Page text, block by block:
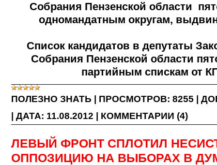
Собрания Пензенской области
одномандатным округам,
Список кандидатов в депутаты
Собрания Пензенской области
партийным спискам от
ПОЛЕЗНО ЗНАТЬ ПРОСМОТРОВ: 8255
ДАТА: 11.08.2012 КОММЕНТАРИИ (4)
ЛЕВЫЙ ФРОНТ СПЛОТИЛ
ОППОЗИЦИЮ НА ВЫБОРАХ В